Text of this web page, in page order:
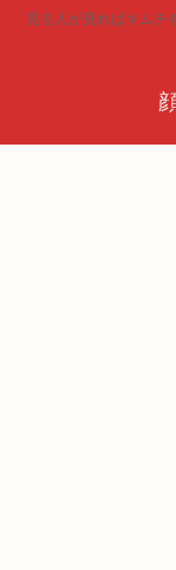
見る人が見ればキムチ